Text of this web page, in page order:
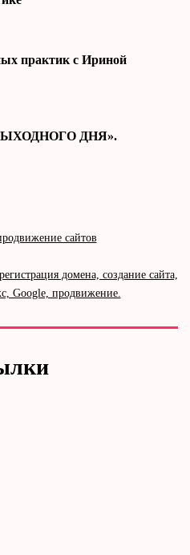
практик с Ириной
ДНЯ».
регистрация домена, создание сайта,
Google, продвижение.